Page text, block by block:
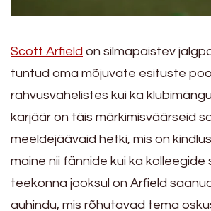
Scott Arfield on silmapaistev
tuntud oma mõjuvate esituste
rahvusvahelistes kui ka
karjäär on täis märkimisväärseid
meeldejäävaid hetki, mis on
maine nii fännide kui ka kolleegide
teekonna jooksul on Arfield
auhindu, mis rõhutavad tema